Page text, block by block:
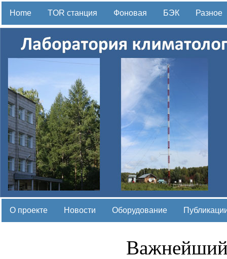
Home TOR станция Фоновая БЭК Разное
О проекте Новости Оборудование